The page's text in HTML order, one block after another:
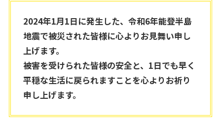
2024年1月1日に発生した、令和6年能登半島
地震で被災された皆様に心よりお見舞い申し
上げます。
被害を受けられた皆様の安全と、1日でも早く
平穏な生活に戻られますことを心よりお祈り
申し上げます。